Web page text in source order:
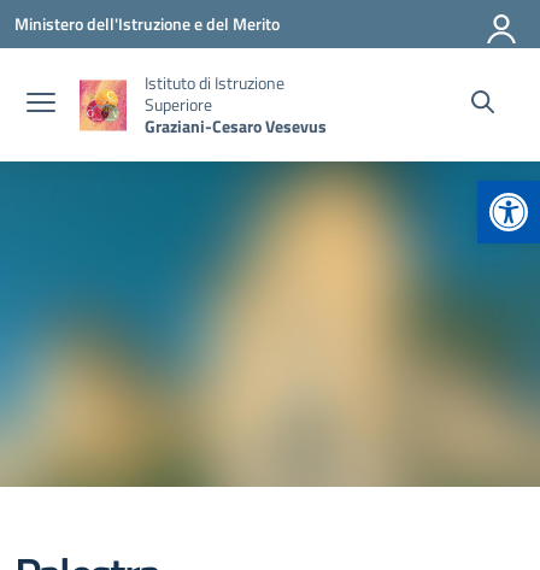
Vai ai contenuti
Vai al menu di navigazione
Vai al footer
Ministero dell'Istruzione e del Merito
Istituto di Istruzione
Superiore
Graziani-Cesaro Vesevus